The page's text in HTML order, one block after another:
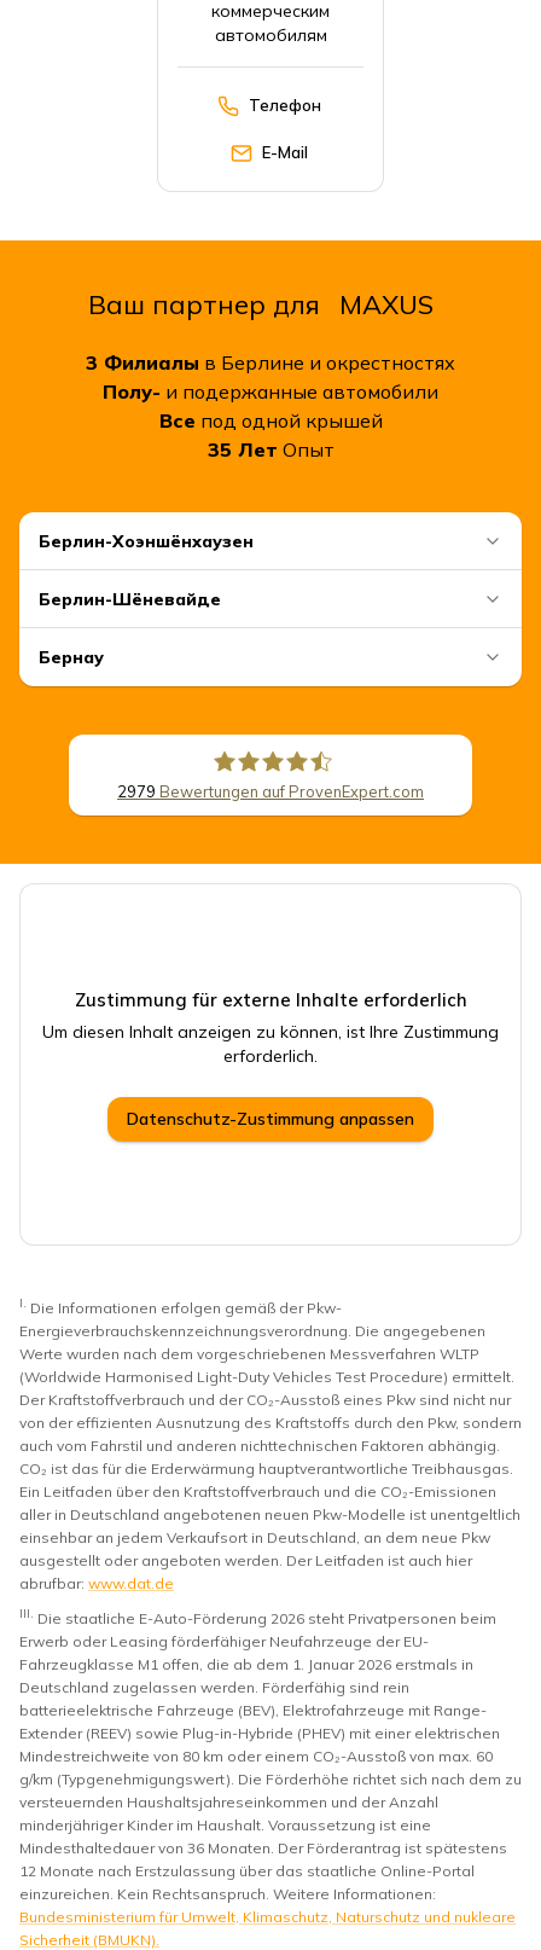
коммерческим
автомобилям
Телефон
E-Mail
Ваш партнер для MAXUS
3 Филиалы в Берлине и окрестностях
Полу- и подержанные автомобили
Все под одной крышей
35 Лет Опыт
Берлин-Хоэншёнхаузен
Берлин-Шёневайде
Бернау
2979 Bewertungen auf ProvenExpert.com
Zustimmung für externe Inhalte erforderlich
Um diesen Inhalt anzeigen zu können, ist Ihre Zustimmung
erforderlich.
Datenschutz-Zustimmung anpassen
I. Die Informationen erfolgen gemäß der Pkw-
Energieverbrauchskennzeichnungsverordnung. Die angegebenen
Werte wurden nach dem vorgeschriebenen Messverfahren WLTP
(Worldwide Harmonised Light-Duty Vehicles Test Procedure) ermittelt.
Der Kraftstoffverbrauch und der CO₂-Ausstoß eines Pkw sind nicht nur
von der effizienten Ausnutzung des Kraftstoffs durch den Pkw, sondern
auch vom Fahrstil und anderen nichttechnischen Faktoren abhängig.
CO₂ ist das für die Erderwärmung hauptverantwortliche Treibhausgas.
Ein Leitfaden über den Kraftstoffverbrauch und die CO₂-Emissionen
aller in Deutschland angebotenen neuen Pkw-Modelle ist unentgeltlich
einsehbar an jedem Verkaufsort in Deutschland, an dem neue Pkw
ausgestellt oder angeboten werden. Der Leitfaden ist auch hier
abrufbar: www.dat.de
III. Die staatliche E-Auto-Förderung 2026 steht Privatpersonen beim
Erwerb oder Leasing förderfähiger Neufahrzeuge der EU-
Fahrzeugklasse M1 offen, die ab dem 1. Januar 2026 erstmals in
Deutschland zugelassen werden. Förderfähig sind rein
batterieelektrische Fahrzeuge (BEV), Elektrofahrzeuge mit Range-
Extender (REEV) sowie Plug-in-Hybride (PHEV) mit einer elektrischen
Mindestreichweite von 80 km oder einem CO₂-Ausstoß von max. 60
g/km (Typgenehmigungswert). Die Förderhöhe richtet sich nach dem zu
versteuernden Haushaltsjahreseinkommen und der Anzahl
minderjähriger Kinder im Haushalt. Voraussetzung ist eine
Mindesthaltedauer von 36 Monaten. Der Förderantrag ist spätestens
12 Monate nach Erstzulassung über das staatliche Online-Portal
einzureichen. Kein Rechtsanspruch. Weitere Informationen:
Bundesministerium für Umwelt, Klimaschutz, Naturschutz und nukleare
Sicherheit (BMUKN).